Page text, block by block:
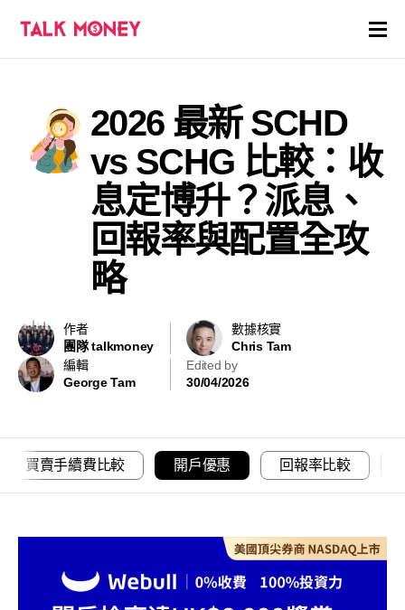
證券商評價
各種投資產品戶口
虛擬貨幣
關於
2026 最新 SCHD
vs SCHG 比較：收
息定博升？派息、
回報率與配置全攻
略
作者
團隊 talkmoney
數據核實
Chris Tam
編輯
George Tam
Edited by
30/04/2026
買賣手續費比較 開戶優惠 回報率比較